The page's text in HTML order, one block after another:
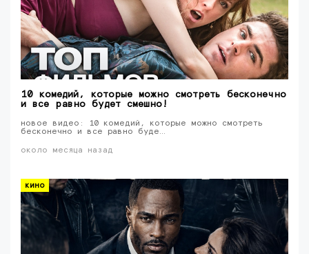
10 комедий, которые можно смотреть бесконечно
и все равно будет смешно!
новое видео: 10 комедий, которые можно смотреть
бесконечно и все равно буде…
около месяца назад
кино